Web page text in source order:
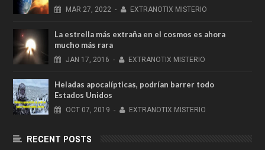
MAR 27, 2022 - EXTRANOTIX MISTERIO
La estrella más extraña en el cosmos es ahora
mucho más rara
JAN 17, 2016 - EXTRANOTIX MISTERIO
Heladas apocalípticas, podrían barrer todo
Estados Unidos
OCT 07, 2019 - EXTRANOTIX MISTERIO
RECENT POSTS